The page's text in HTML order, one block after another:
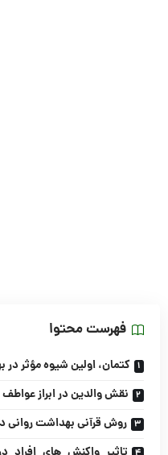
فهرست محتوا
کتمان، اولین شیوه مؤثر در
نقش والدین در ابراز عواطف
روش قرآنى بهداشت روانی